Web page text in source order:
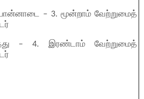
– 3. மூன்றாம் வேற்றுமைத்
– 4. இரண்டாம் வேற்றுமைத்